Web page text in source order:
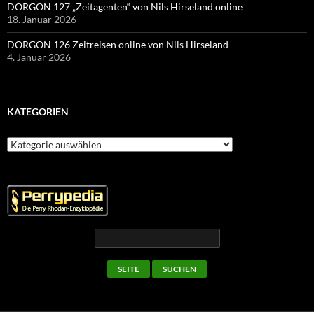
DORGON 127 „Zeitagenten“ von Nils Hirseland online
18. Januar 2026
DORGON 126 Zeitreisen online von Nils Hirseland
4. Januar 2026
KATEGORIEN
Kategorien